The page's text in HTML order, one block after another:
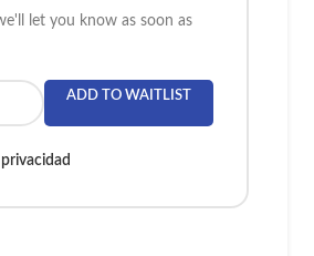
let you know as soon as
ADD TO WAITLIST